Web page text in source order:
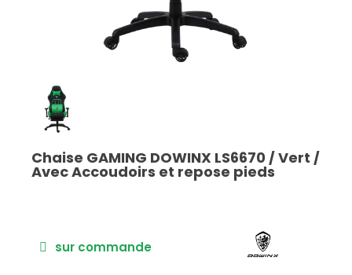
Chaise GAMING DOWINX LS6670 / Vert /
Avec Accoudoirs et repose pieds
sur commande